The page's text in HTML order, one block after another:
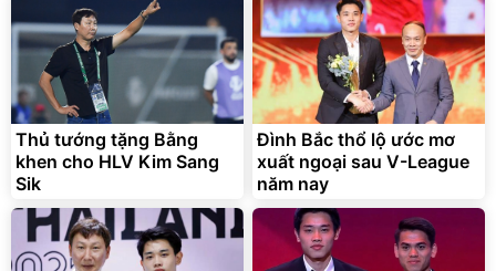
Discount Flash Sale
Unmute
Vali Bamozo Khung Nhôm
9066 Size 20/24/28 Cao
Cấp
1.000.000đ
825.000 đ
Flash Sale
Thủ tướng tặng Bằng
khen cho HLV Kim Sang
Sik
Đình Bắc thổ lộ ước mơ
xuất ngoại sau V-League
năm nay